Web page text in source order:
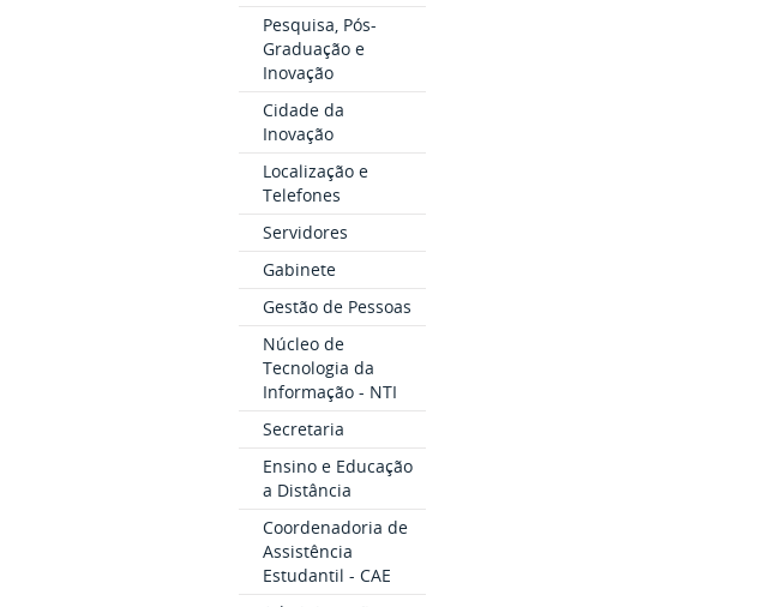
Pesquisa, Pós-
Graduação e
Inovação
Cidade da
Inovação
Localização e
Telefones
Servidores
Gabinete
Gestão de Pessoas
Núcleo de
Tecnologia da
Informação - NTI
Secretaria
Ensino e Educação
a Distância
Coordenadoria de
Assistência
Estudantil - CAE